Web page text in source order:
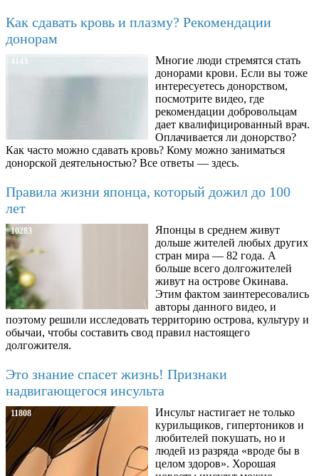
Как сдавать кровь и плазму? Рекомендации
донорам
4143
Многие люди стремятся стать
донорами крови. Если вы тоже
интересуетесь донорством,
посмотрите видео, где
рекомендации добровольцам
дает квалифицированный врач.
Оплачивается ли донорство?
Как часто можно сдавать кровь? Кому можно заниматься
донорской деятельностью? Все ответы — здесь.
Правила жизни японца, который дожил до 100
лет
10283
Японцы в среднем живут
дольше жителей любых других
стран мира — 82 года. А
больше всего долгожителей
живут на острове Окинава.
Этим фактом заинтересовались
авторы данного видео, и
поэтому решили исследовать территорию острова, культуру и
обычаи, чтобы составить свод правил настоящего
долгожителя.
Это знание спасет жизнь! Признаки
надвигающегося инсульта
11808
Инсульт настигает не только
курильщиков, гипертоников и
любителей покушать, но и
людей из разряда «вроде бы в
целом здоров». Хорошая